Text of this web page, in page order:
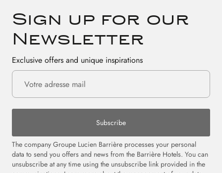
Sign up for our
Newsletter
Exclusive offers and unique inspirations
Subscribe
The company Groupe Lucien Barrière processes your personal
data to send you offers and news from the Barrière Hotels. You can
unsubscribe at any time using the unsubscribe link provided in the